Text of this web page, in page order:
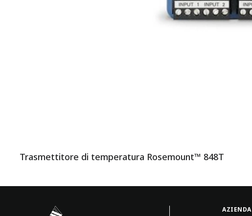
Trasmettitore di temperatura Rosemount™ 848T
AZIENDA